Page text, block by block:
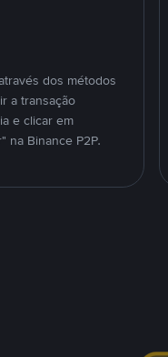
dos métodos
a transação
e clicar em
na Binance P2P.